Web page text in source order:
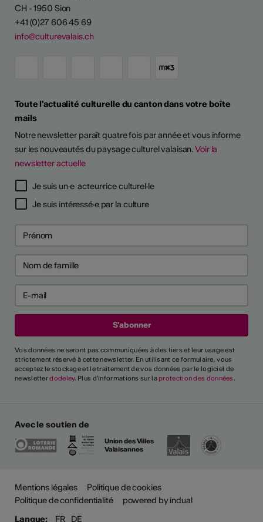
prévenir
prévenir
je reconnu
culturel
?
critères généraux et
également l'utilisation
?
CH - 1950 Sion
+41 (0)27 606 45 69
info@culturevalais.ch
Toute l'actualité culturelle du canton dans votre boîte
mails
Notre newsletter paraît quatre fois par année et vous informe
sur les nouveautés du paysage culturel valaisan.Voir la
newsletter actuelle
Je suis un·e acteur·rice culturel·le
Je suis intéressé·e par la culture
Vos données ne seront pas communiquées à des tiers et leur usage est
strictement réservé à cette newsletter. En utilisant ce formulaire, vous
acceptez le stockage et le traitement de vos données par le logiciel de
newsletterdodeley. Plus d'informations sur la protection des données.
Avec le soutien de
Union des Villes
Valaisannes
Mentions légales
Politique de cookies
Politique de confidentialité
powered by indual
Langue:
FR DE